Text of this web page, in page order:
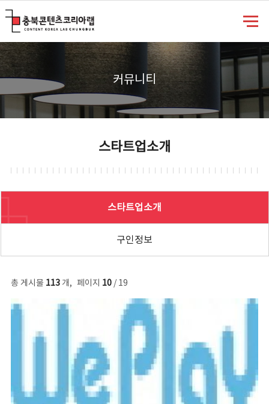
커뮤니티
스타트업소개
스타트업소개
구인정보
총 게시물 113개, 페이지 10/ 19